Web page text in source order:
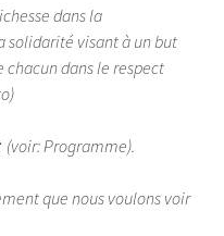
dans la
solidarité visant à un but
chacun dans le respect
(voir: Programme).
que nous voulons voir